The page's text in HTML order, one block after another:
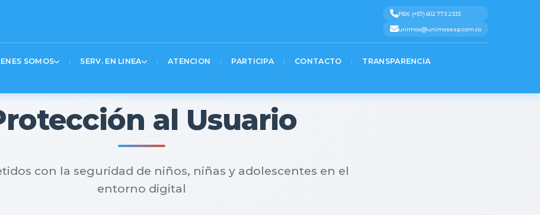
PBX: (+57) 602 773 2333
unimos@unimosesp.com.co
SOMOS SERV. EN LINEA ATENCION PARTICIPA CONTACTO TRANSPARENCIA
al Usuario
con la seguridad de niños, niñas y adolescentes en el
entorno digital